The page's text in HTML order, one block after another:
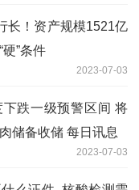
长！资产规模1521亿
”条件
2023-07-03
跌一级预警区间 将
储备收储 每日讯息
2023-07-03